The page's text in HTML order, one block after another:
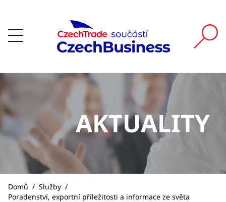
AKTUALITY
Domů / Služby /
Poradenství, exportní příležitosti a informace ze světa